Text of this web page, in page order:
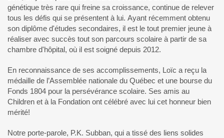
génétique très rare qui freine sa croissance, continue de relever
tous les défis qui se présentent à lui. Ayant récemment obtenu
son diplôme d'études secondaires, il est le tout premier jeune à
réaliser avec succès tout son parcours scolaire à partir de sa
chambre d'hôpital, où il est soigné depuis 2012.
En reconnaissance de ses accomplissements, Loïc a reçu la
médaille de l’Assemblée nationale du Québec et une bourse du
Fonds 1804 pour la persévérance scolaire. Ses amis au
Children et à la Fondation ont célébré avec lui cet honneur bien
mérité!
Notre porte-parole, P.K. Subban, qui a tissé des liens solides